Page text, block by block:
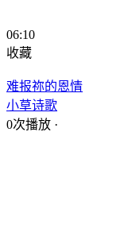
06:10
收藏
难报祢的恩情
小草诗歌
0次播放 ·